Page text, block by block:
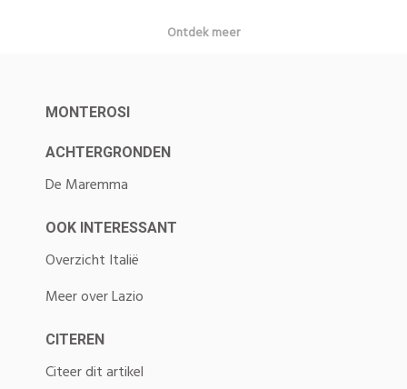
Ontdek meer
MONTEROSI
ACHTERGRONDEN
De Maremma
OOK INTERESSANT
Overzicht Italië
Meer over Lazio
CITEREN
Citeer dit artikel